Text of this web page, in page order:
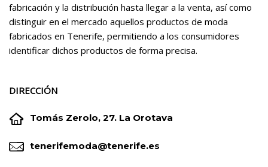
fabricación y la distribución hasta llegar a la venta, así como
distinguir en el mercado aquellos productos de moda
fabricados en Tenerife, permitiendo a los consumidores
identificar dichos productos de forma precisa.
DIRECCIÓN

 Tomás Zerolo, 27. La Orotava

 tenerifemoda@tenerife.es